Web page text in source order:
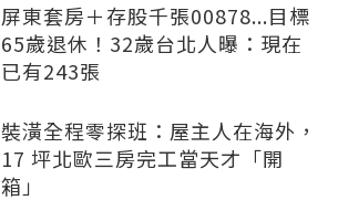
屏東套房＋存股千張00878...目標
65歲退休！32歲台北人曝：現在
已有243張
裝潢全程零探班：屋主人在海外，
17 坪北歐三房完工當天才「開
箱」